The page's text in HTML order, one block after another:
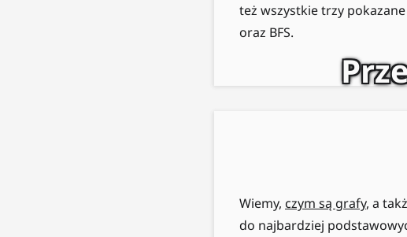
też wszystkie trzy
oraz BFS.
Wiemy, czym są grafy, a
do najbardziej